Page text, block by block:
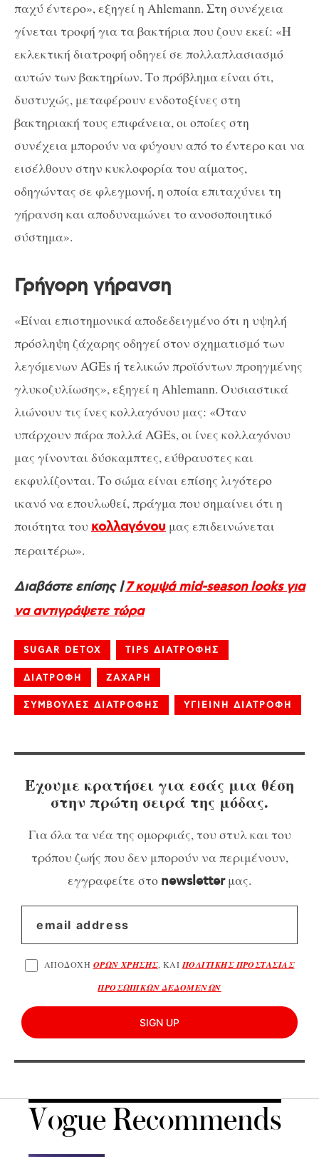
παχύ έντερο», εξηγεί η Ahlemann. Στη συνέχεια
γίνεται τροφή για τα βακτήρια που ζουν εκεί: «Η
εκλεκτική διατροφή οδηγεί σε πολλαπλασιασμό
αυτών των βακτηρίων. Το πρόβλημα είναι ότι,
δυστυχώς, μεταφέρουν ενδοτοξίνες στη
βακτηριακή τους επιφάνεια, οι οποίες στη
συνέχεια μπορούν να φύγουν από το έντερο και να
εισέλθουν στην κυκλοφορία του αίματος,
οδηγώντας σε φλεγμονή, η οποία επιταχύνει τη
γήρανση και αποδυναμώνει το ανοσοποιητικό
σύστημα».
Γρήγορη γήρανση
«Είναι επιστημονικά αποδεδειγμένο ότι η υψηλή
πρόσληψη ζάχαρης οδηγεί στον σχηματισμό των
λεγόμενων AGEs ή τελικών προϊόντων προηγμένης
γλυκοζυλίωσης», εξηγεί η Ahlemann. Ουσιαστικά
λιώνουν τις ίνες κολλαγόνου μας: «Όταν
υπάρχουν πάρα πολλά AGEs, οι ίνες κολλαγόνου
μας γίνονται δύσκαμπτες, εύθραυστες και
εκφυλίζονται. Το σώμα είναι επίσης λιγότερο
ικανό να επουλωθεί, πράγμα που σημαίνει ότι η
ποιότητα του κολλαγόνου μας επιδεινώνεται
περαιτέρω».
Διαβάστε επίσης |7 κομψά mid-season looks για
να αντιγράψετε τώρα
SUGAR DETOX TIPS ΔΙΑΤΡΟΦΗΣ
ΔΙΑΤΡΟΦΗ ΖΑΧΑΡΗ
ΣΥΜΒΟΥΛΕΣ ΔΙΑΤΡΟΦΗΣ ΥΓΙΕΙΝΗ ΔΙΑΤΡΟΦΗ
Έχουμε κρατήσει για εσάς μια θέση
στην πρώτη σειρά της μόδας.
Για όλα τα νέα της ομορφιάς, του στυλ και του
τρόπου ζωής που δεν μπορούν να περιμένουν,
εγγραφείτε στο newsletterμας.
ΑΠΟΔΟΧΗ ΟΡΩΝ ΧΡΗΣΗΣ, ΚΑΙ ΠΟΛΙΤΙΚΗΣ ΠΡΟΣΤΑΣΙΑΣ
ΠΡΟΣΩΠΙΚΩΝ ΔΕΔΟΜΕΝΩΝ
SIGN UP
Vogue Recommends